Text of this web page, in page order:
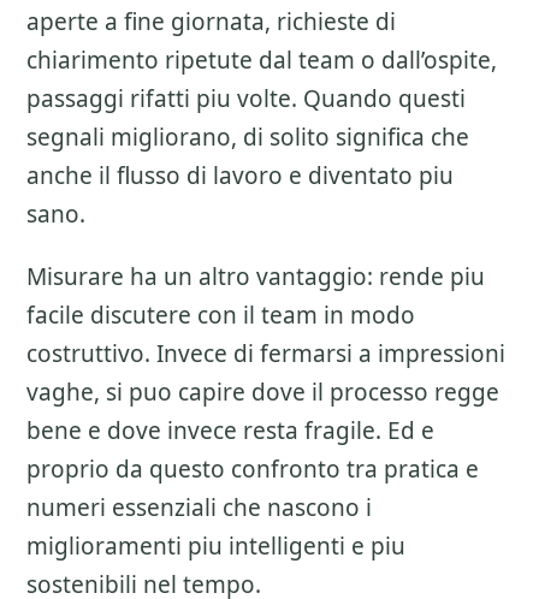
aperte a fine giornata, richieste di
chiarimento ripetute dal team o dall’ospite,
passaggi rifatti piu volte. Quando questi
segnali migliorano, di solito significa che
anche il flusso di lavoro e diventato piu
sano.
Misurare ha un altro vantaggio: rende piu
facile discutere con il team in modo
costruttivo. Invece di fermarsi a impressioni
vaghe, si puo capire dove il processo regge
bene e dove invece resta fragile. Ed e
proprio da questo confronto tra pratica e
numeri essenziali che nascono i
miglioramenti piu intelligenti e piu
sostenibili nel tempo.